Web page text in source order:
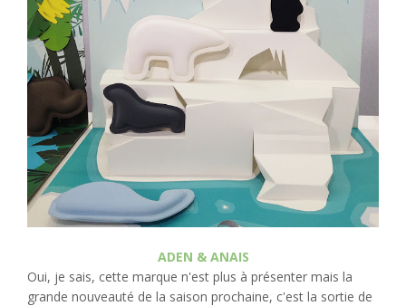
ADEN & ANAIS
Oui, je sais, cette marque n'est plus à présenter mais la
grande nouveauté de la saison prochaine, c'est la sortie de